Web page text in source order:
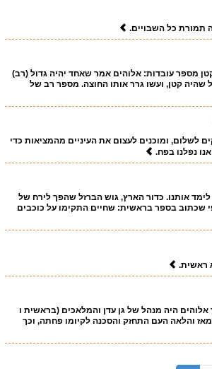
תמורת כל השבויים.
מספר עובדות: אלוהים אמר שאחד יהיה גדול (רב)
שהיה קטן, ועשו גרר אותו החוצה. מספר רב של
לשלום, ומוכנים לעצום את העיניים מהמציאות כדי
נפלנו בפח.
אותנו. כדור הארץ, גוש הברזל שהפך לירח של
שכתוב בספר בראשית: שחיים התקימו על כוכבים
ראשית.
היה מנהל של גן עדן והמלאכים (בראשית ו
והלאה העם התחזק והסכנה לקיומו פחתה, וכך